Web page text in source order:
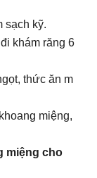
sạch kỹ.
khám răng 6
thức ăn m
miệng,
miệng cho